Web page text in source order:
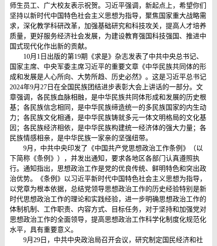
师生员工、广大校友表示祝贺。习近平强调，新起点上，希望你们
坚持以新时代中国特色社会主义思想为指导，聚焦国家重大战略需
求，深化教学科研改革，加强基础研究和科技攻关，提高人才培养
质量，更好服务经济社会发展，为建设教育强国科技强国、推进中
国式现代化作出新的贡献。
10月1日出版的第19期《求是》杂志发表了中共中央总书记、
国家主席、中央军委主席习近平的重要文章《中华民族共同体的形
成和发展是人心所向、大势所趋、历史必然》。这是习近平总书记
2024年9月27日在全国民族团结进步表彰大会上讲话的一部分。文
章强调，各民族血脉相融，是中华民族共同体形成和发展的历史根
基；各民族信念相同，是中华民族缔造统一的多民族国家的内生动
力；各民族文化相通，是中华民族铸就多元一体文明格局的文化基
因；各民族经济相依，是中华民族构建统一经济体的强大力量；各
民族情感相亲，是中华民族一家亲的坚强纽带。
9月，中共中央印发了《中国共产党思想政治工作条例》（以
下简称《条例》），并发出通知，要求各地区各部门认真遵照执
行。通知指出，思想政治工作是党的优良传统、鲜明特色和突出政
治优势。《条例》以习近平新时代中国特色社会主义思想为指导，
以党章为根本依据，总结党领导思想政治工作的历史经验特别是新
时代思想政治工作的理论和实践经验，进一步明确思想政治工作的
体制机制、工作职责、内容方式、目标任务，对于坚持和加强党对
思想政治工作的全面领导，提高思想政治工作科学化制度化规范化
水平，具有重要意义。
9月29日，中共中央政治局召开会议，研究制定国民经济和社